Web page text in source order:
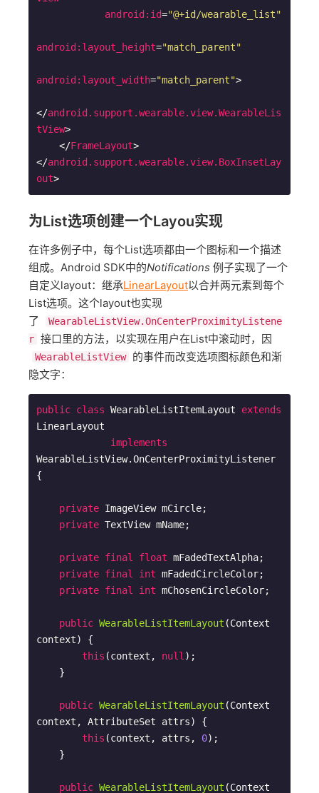
android:id="@+id/wearable_list"
android:layout_height="match_parent"
android:layout_width="match_parent">
</android.support.wearable.view.WearableLis
tView>
</FrameLayout>
</android.support.wearable.view.BoxInsetLay
out>
为List选项创建一个Layou实现
在许多例子中，每个List选项都由一个图标和一个描述
组成。Android SDK中的Notifications 例子实现了一个
自定义layout：继承LinearLayout以合并两元素到每个
List选项。这个layout也实现
了
WearableListView.OnCenterProximityListene
r 接口里的方法，以实现在用户在List中滚动时，因
WearableListView
的事件而改变选项图标颜色和渐
隐文字：
public class WearableListItemLayout
extends
LinearLayout
implements
WearableListView.OnCenterProximityListener
{
private ImageView mCircle;
private TextView mName;
private final float mFadedTextAlpha;
private final int mFadedCircleColor;
private final int mChosenCircleColor;
public WearableListItemLayout (Context
context)
{
this (context, null );
public WearableListItemLayout (Context
context, AttributeSet attrs)
{
this (context, attrs, 0);
public WearableListItemLayout (Context